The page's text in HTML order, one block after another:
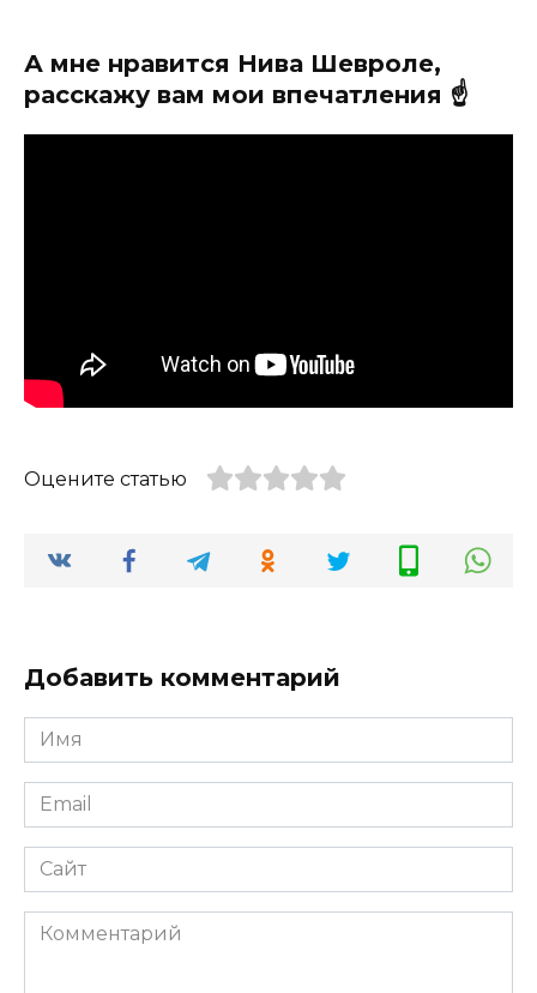
А мне нравится Нива Шевроле,
расскажу вам мои впечатления ☝️
Оцените статью
Добавить комментарий
Имя
*
Email
*
Сайт
Комментарий